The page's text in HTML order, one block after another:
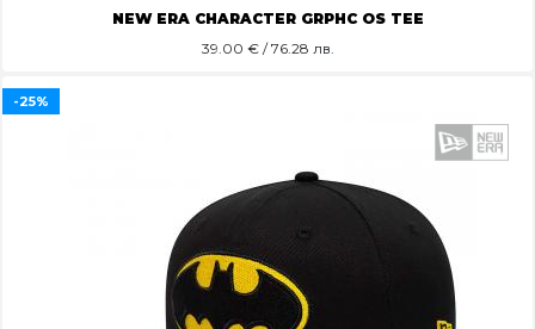
NEW ERA CHARACTER GRPHC OS TEE
39.00 € / 76.28 лв.
-25%